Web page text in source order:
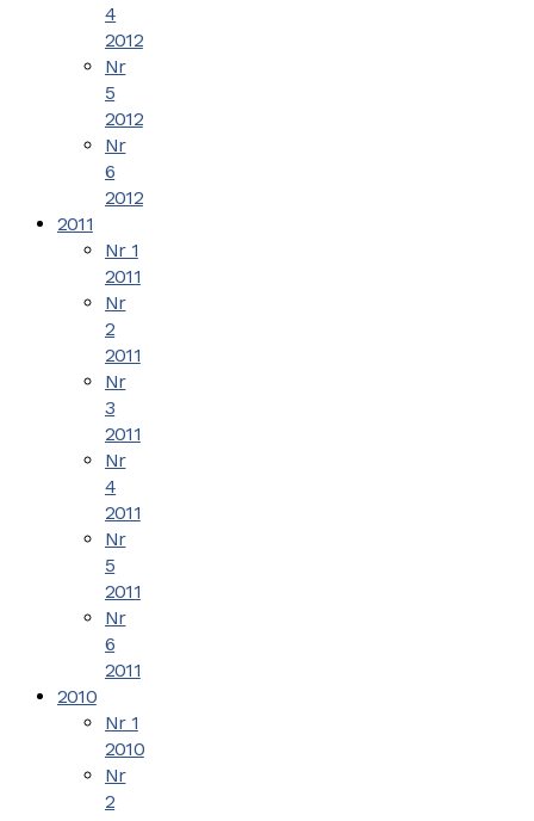
4
2012
Nr
5
2012
Nr
6
2012
2011
Nr 1
2011
Nr
2
2011
Nr
3
2011
Nr
4
2011
Nr
5
2011
Nr
6
2011
2010
Nr 1
2010
Nr
2